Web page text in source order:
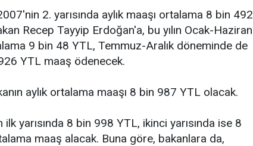
2. yarısında aylık maaşı ortalama 8 bin 492
Recep Tayyip Erdoğan'a, bu yılın Ocak-Haziran
9 bin 48 YTL, Temmuz-Aralık döneminde de
YTL maaş ödenecek.
aylık ortalama maaşı 8 bin 987 YTL olacak.
ilk yarısında 8 bin 998 YTL, ikinci yarısında ise 8
maaş alacak. Buna göre, bakanlara da,